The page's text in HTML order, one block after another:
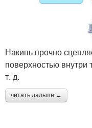
Накипь прочно
поверхностью внутри
т. д.
читать дальше →